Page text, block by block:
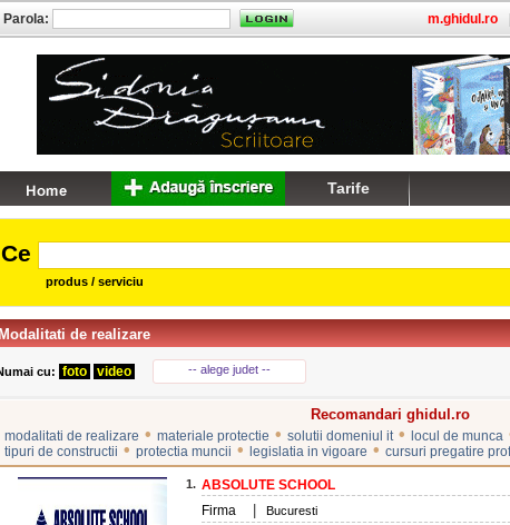
Ce
produs / serviciu
de realizare
cu: foto video -- alege judet --
Recomandari ghidul.ro
modalitati de realizare • materiale protectie • solutii domeniul it • locul de munca
tipuri de constructii • protectia muncii • legislatia in vigoare • cursuri pregatire
1. ABSOLUTE SCHOOL
Firma
Bucuresti
Parola: m.ghidul.ro
Tarife